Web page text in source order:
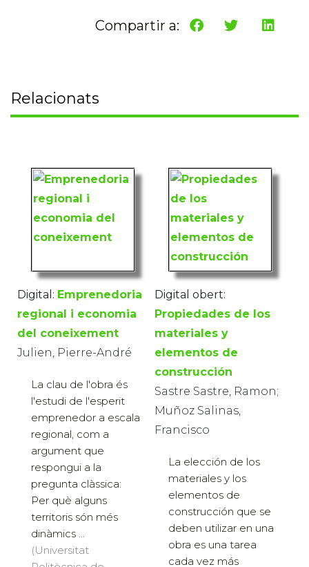
Compartir a:
Relacionats
Digital: Emprenedoria
regional i economia
del coneixement
Julien, Pierre-André
La clau de l'obra és
l'estudi de l'esperit
emprenedor a escala
regional, com a
argument que
respongui a la
pregunta clàssica:
Per què alguns
territoris són més
dinàmics ...
(Universitat
Digital obert:
Propiedades de los
materiales y
elementos de
construcción
Sastre Sastre, Ramon;
Muñoz Salinas,
Francisco
La elección de los
materiales y los
elementos de
construcción que se
deben utilizar en una
obra es una tarea
cada vez más